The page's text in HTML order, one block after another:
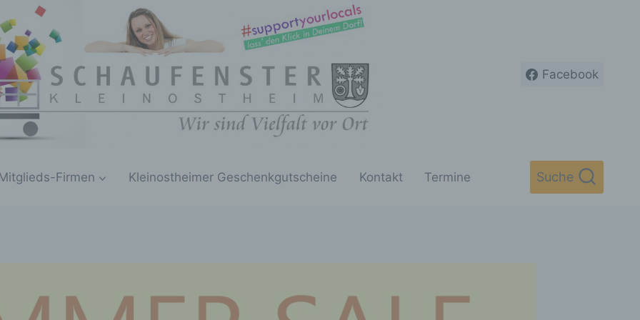
Facebook
Firmen Kleinostheimer Geschenkgutscheine Kontakt Termine Suche